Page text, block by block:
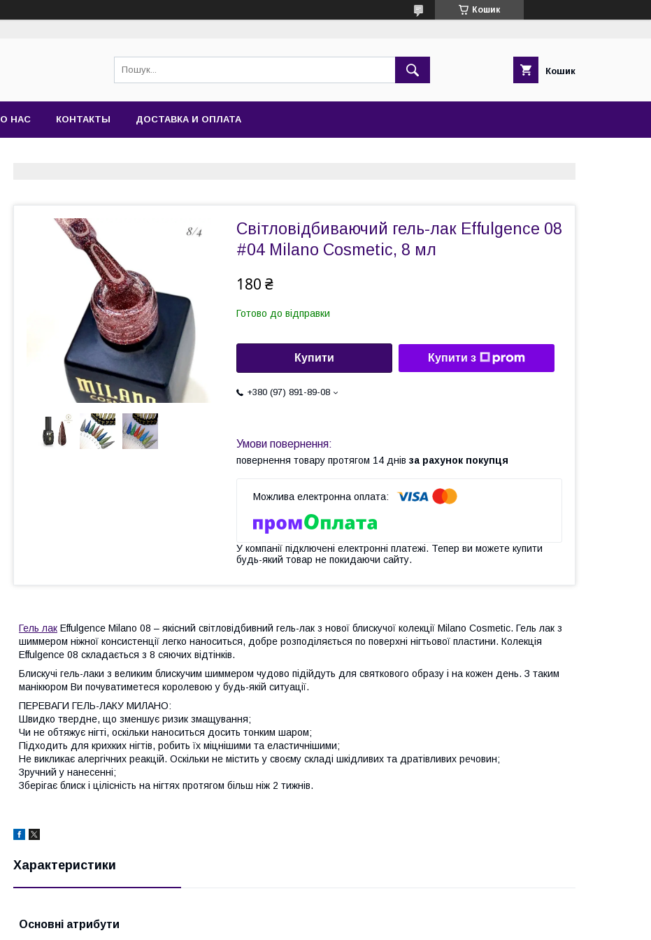
Кошик
Кошик
О НАС КОНТАКТЫ ДОСТАВКА И ОПЛАТА
Світловідбиваючий гель-лак Effulgence 08
#04 Milano Cosmetic, 8 мл
180 ₴
Готово до відправки
Купити Купити з
+380 (97) 891-89-08
повернення товару протягом 14 днів за рахунок покупця
У компанії підключені електронні платежі. Тепер ви можете купити
будь-який товар не покидаючи сайту.
Гель лак Effulgence Milano 08 – якісний світловідбивний гель-лак з нової блискучої колекції Milano Cosmetic. Гель лак з
шиммером ніжної консистенції легко наноситься, добре розподіляється по поверхні нігтьової пластини. Колекція
Effulgence 08 складається з 8 сяючих відтінків.
Блискучі гель-лаки з великим блискучим шиммером чудово підійдуть для святкового образу і на кожен день. З таким
манікюром Ви почуватиметеся королевою у будь-якій ситуації.
ПЕРЕВАГИ ГЕЛЬ-ЛАКУ МИЛАНО:
Швидко твердне, що зменшує ризик змащування;
Чи не обтяжує нігті, оскільки наноситься досить тонким шаром;
Підходить для крихких нігтів, робить їх міцнішими та еластичнішими;
Не викликає алергічних реакцій. Оскільки не містить у своєму складі шкідливих та дратівливих речовин;
Зручний у нанесенні;
Зберігає блиск і цілісність на нігтях протягом більш ніж 2 тижнів.
Характеристики
Основні атрибути